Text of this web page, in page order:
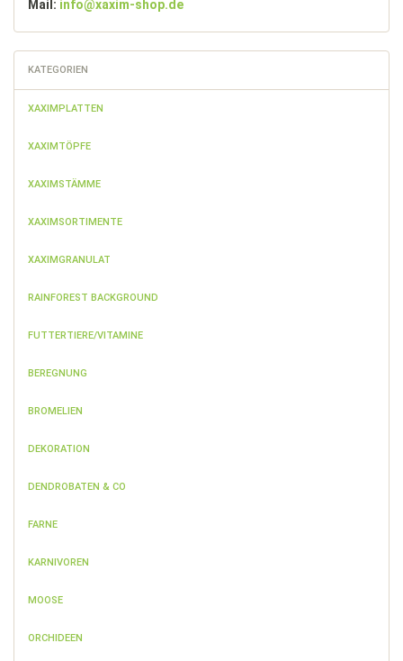
Mail: info@xaxim-shop.de
KATEGORIEN
XAXIMPLATTEN
XAXIMTÖPFE
XAXIMSTÄMME
XAXIMSORTIMENTE
XAXIMGRANULAT
RAINFOREST BACKGROUND
FUTTERTIERE/VITAMINE
BEREGNUNG
BROMELIEN
DEKORATION
DENDROBATEN & CO
FARNE
KARNIVOREN
MOOSE
ORCHIDEEN